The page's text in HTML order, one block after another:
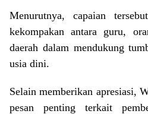
Menurutnya, capaian
kekompakan antara guru,
daerah dalam mendukung
usia dini.
Selain memberikan apresiasi,
pesan penting terkait